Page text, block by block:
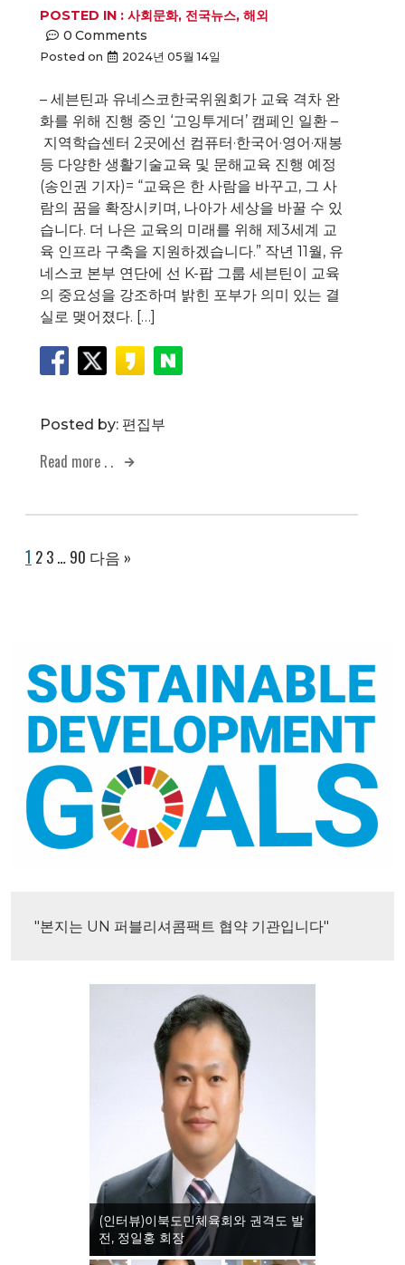
POSTED IN : 사회문화, 전국뉴스, 해외
0 Comments
Posted on 2024년 05월 14일
– 세븐틴과 유네스코한국위원회가 교육 격차 완
화를 위해 진행 중인 ‘고잉투게더’ 캠페인 일환 –
지역학습센터 2곳에선 컴퓨터·한국어·영어·재봉
등 다양한 생활기술교육 및 문해교육 진행 예정
(송인권 기자)= “교육은 한 사람을 바꾸고, 그 사
람의 꿈을 확장시키며, 나아가 세상을 바꿀 수 있
습니다. 더 나은 교육의 미래를 위해 제3세계 교
육 인프라 구축을 지원하겠습니다.” 작년 11월, 유
네스코 본부 연단에 선 K-팝 그룹 세븐틴이 교육
의 중요성을 강조하며 밝힌 포부가 의미 있는 결
실로 맺어졌다. […]
Posted by: 편집부
Read more . .
1 2 3 … 90 다음 »
"본지는 UN 퍼블리셔콤팩트 협약 기관입니다"
(인터뷰)이북도민체육회와 권격도 발
전, 정일홍 회장